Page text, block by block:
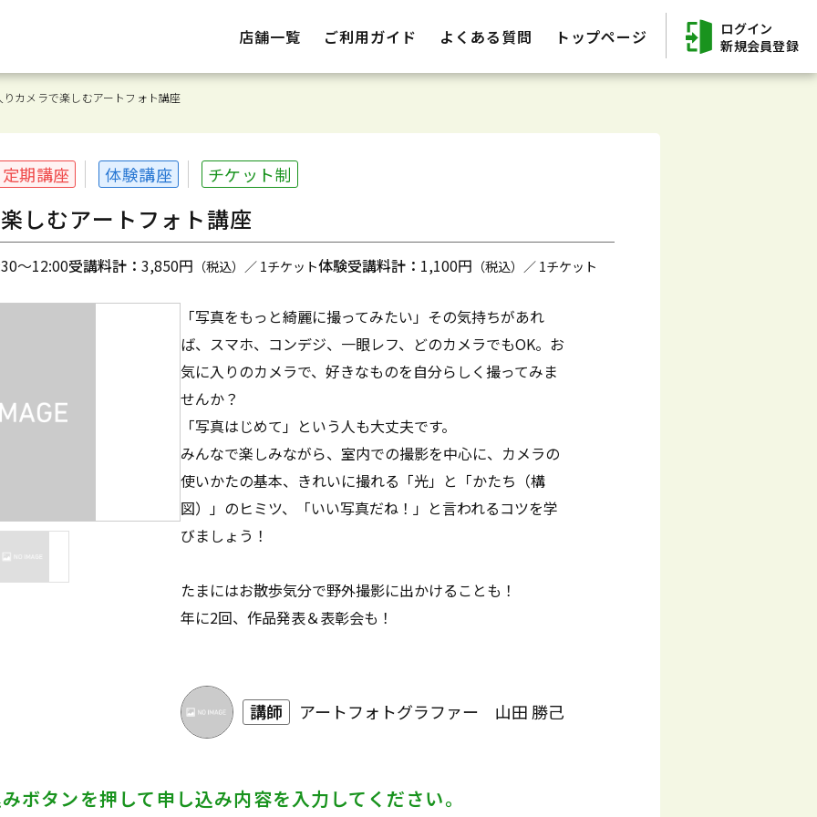
店舗一覧 ご利用ガイド よくある質問 トップページ
ログイン
新規会員登録
カメラで楽しむアートフォト講座
定期講座 体験講座 チケット制
しむアートフォト講座
～12:00受講料計： 3,850円 （税込）／ 1チケット体験受講料計： 1,100円 （税込）／ 1チケット
「写真をもっと綺麗に撮ってみたい」その気持ちがあれ
ば、スマホ、コンデジ、一眼レフ、どのカメラでもOK。お
気に入りのカメラで、好きなものを自分らしく撮ってみま
せんか？
「写真はじめて」という人も大丈夫です。
みんなで楽しみながら、室内での撮影を中心に、カメラの
使いかたの基本、きれいに撮れる「光」と「かたち（構
図）」のヒミツ、「いい写真だね！」と言われるコツを学
びましょう！
たまにはお散歩気分で野外撮影に出かけることも！
年に2回、作品発表＆表彰会も！
講師 アートフォトグラファー 山田 勝己
ボタンを押して申し込み内容を入力してください。